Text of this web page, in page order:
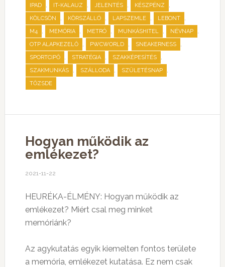
IPAD , IT-KALAUZ , JELENTÉS , KÉSZPÉNZ ,
KÖLCSÖN , KÖRSZÁLLÓ , LAPSZEMLE , LEBONT ,
M4 , MEMÓRIA , METRÓ , MUNKÁSHITEL , NÉVNAP ,
OTP ALAPKEZELŐ , PWCWORLD , SNEAKERNESS ,
SPORTCIPŐ , STRATÉGIA , SZAKKÉPESÍTÉS ,
SZAKMUNKÁS , SZÁLLODA , SZÜLETÉSNAP ,
TŐZSDE
Hogyan működik az
emlékezet?
2021-11-22
HEURÉKA-ÉLMÉNY: Hogyan működik az
emlékezet? Miért csal meg minket
memóriánk?
Az agykutatás egyik kiemelten fontos területe
a memória, emlékezet kutatása. Ez nem csak